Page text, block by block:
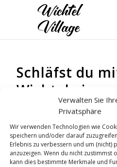
Verwalten Sie
Privatsphäre
Wir verwenden Technologien wie
speichern und/oder darauf
Erlebnis zu verbessern und um (nicht)
anzuzeigen. Wenn du nicht
kann dies bestimmte Merkmale und
Schläfst du
Wichtel ein